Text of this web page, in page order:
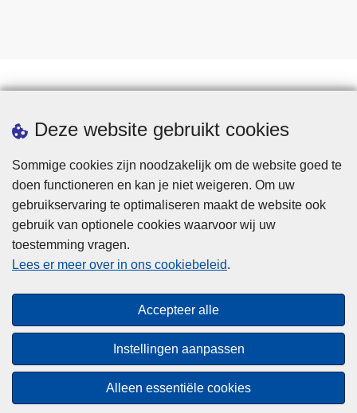
Deze website gebruikt cookies
Sommige cookies zijn noodzakelijk om de website goed te
doen functioneren en kan je niet weigeren. Om uw
gebruikservaring te optimaliseren maakt de website ook
gebruik van optionele cookies waarvoor wij uw
toestemming vragen.
Lees er meer over in ons cookiebeleid.
Accepteer alle
Instellingen aanpassen
Alleen essentiële cookies
Privacy
Cookies
Toegankelijkheid
© 2026 Politie.be